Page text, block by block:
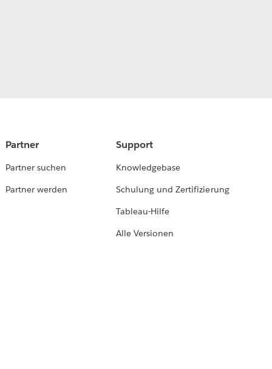
Partner
Partner suchen
Partner werden
Support
Knowledgebase
Schulung und Zertifizierung
Tableau-Hilfe
Alle Versionen